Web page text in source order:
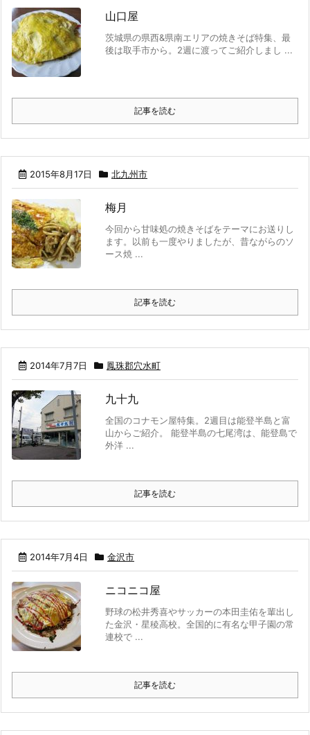
山口屋
茨城県の県西&県南エリアの焼きそば特集、最
後は取手市から。2週に渡ってご紹介しまし ...
記事を読む
2015年8月17日 北九州市
梅月
今回から甘味処の焼きそばをテーマにお送りし
ます。以前も一度やりましたが、昔ながらのソ
ース焼 ...
記事を読む
2014年7月7日 鳳珠郡穴水町
九十九
全国のコナモン屋特集。2週目は能登半島と富
山からご紹介。 能登半島の七尾湾は、能登島で
外洋 ...
記事を読む
2014年7月4日 金沢市
ニコニコ屋
野球の松井秀喜やサッカーの本田圭佑を輩出し
た金沢・星稜高校。全国的に有名な甲子園の常
連校で ...
記事を読む